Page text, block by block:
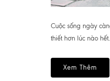
Cuộc sống ngày
thiết hơn lúc nào
Xem Thêm